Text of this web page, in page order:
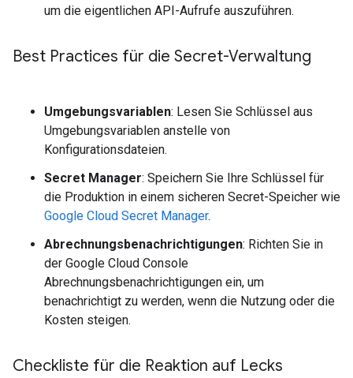
um die eigentlichen API-Aufrufe auszuführen.
Best Practices für die Secret-Verwaltung
Umgebungsvariablen: Lesen Sie Schlüssel aus
Umgebungsvariablen anstelle von
Konfigurationsdateien.
Secret Manager: Speichern Sie Ihre Schlüssel für
die Produktion in einem sicheren Secret-Speicher wie
Google Cloud Secret Manager.
Abrechnungsbenachrichtigungen: Richten Sie in
der Google Cloud Console
Abrechnungsbenachrichtigungen ein, um
benachrichtigt zu werden, wenn die Nutzung oder die
Kosten steigen.
Checkliste für die Reaktion auf Lecks